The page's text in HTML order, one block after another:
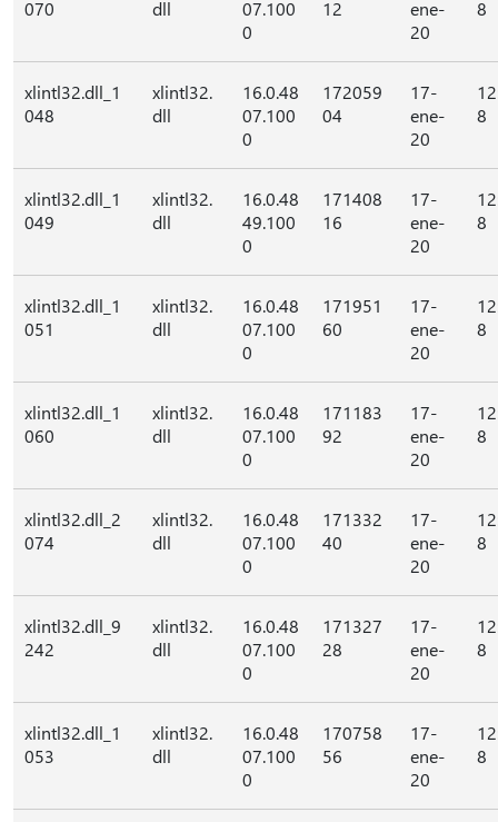
070
dll
07.100
0
12
ene-
20
8
xlintl32.dll_1
048
xlintl32.
dll
16.0.48
07.100
0
172059
04
17-
ene-
20
8
xlintl32.dll_1
049
xlintl32.
dll
16.0.48
49.100
0
171408
16
17-
ene-
20
8
xlintl32.dll_1
051
xlintl32.
dll
16.0.48
07.100
0
171951
60
17-
ene-
20
8
xlintl32.dll_1
060
xlintl32.
dll
16.0.48
07.100
0
171183
92
17-
ene-
20
8
xlintl32.dll_2
074
xlintl32.
dll
16.0.48
07.100
0
171332
40
17-
ene-
20
8
xlintl32.dll_9
242
xlintl32.
dll
16.0.48
07.100
0
171327
28
17-
ene-
20
8
xlintl32.dll_1
053
xlintl32.
dll
16.0.48
07.100
0
170758
56
17-
ene-
20
8